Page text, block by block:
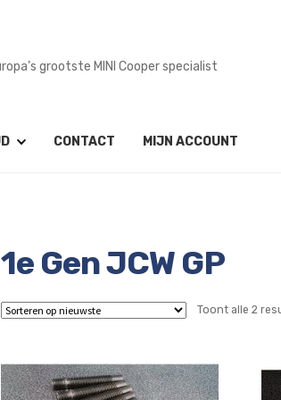
grootste MINI Cooper specialist
CONTACT MIJN ACCOUNT
1e Gen JCW GP
Toont alle 2